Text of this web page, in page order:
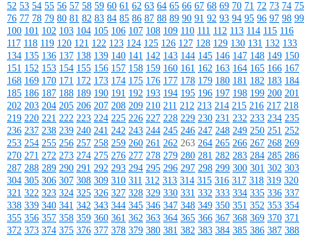
52 53 54 55 56 57 58 59 60 61 62 63 64 65 66 67 68 69 70 71 72 73 74 75
76 77 78 79 80 81 82 83 84 85 86 87 88 89 90 91 92 93 94 95 96 97 98 99
100 101 102 103 104 105 106 107 108 109 110 111 112 113 114 115 116
117 118 119 120 121 122 123 124 125 126 127 128 129 130 131 132 133
134 135 136 137 138 139 140 141 142 143 144 145 146 147 148 149 150
151 152 153 154 155 156 157 158 159 160 161 162 163 164 165 166 167
168 169 170 171 172 173 174 175 176 177 178 179 180 181 182 183 184
185 186 187 188 189 190 191 192 193 194 195 196 197 198 199 200 201
202 203 204 205 206 207 208 209 210 211 212 213 214 215 216 217 218
219 220 221 222 223 224 225 226 227 228 229 230 231 232 233 234 235
236 237 238 239 240 241 242 243 244 245 246 247 248 249 250 251 252
253 254 255 256 257 258 259 260 261 262 263 264 265 266 267 268 269
270 271 272 273 274 275 276 277 278 279 280 281 282 283 284 285 286
287 288 289 290 291 292 293 294 295 296 297 298 299 300 301 302 303
304 305 306 307 308 309 310 311 312 313 314 315 316 317 318 319 320
321 322 323 324 325 326 327 328 329 330 331 332 333 334 335 336 337
338 339 340 341 342 343 344 345 346 347 348 349 350 351 352 353 354
355 356 357 358 359 360 361 362 363 364 365 366 367 368 369 370 371
372 373 374 375 376 377 378 379 380 381 382 383 384 385 386 387 388